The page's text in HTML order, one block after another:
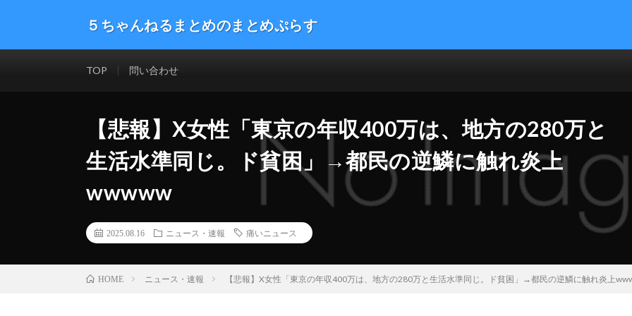
５ちゃんねるまとめのまとめぷらす
した。ネタ・速報 エンタメ 生活 趣味 漫画アニメ ゲーム サイエンス マネー 海外の反応
TOP 問い合わせ
【悲報】X女性「東京の年収400万は、地方の280万と
生活水準同じ。ド貧困」→都民の逆鱗に触れ炎上
wwwww
2025.08.16 ニュース・速報 痛いニュース
HOME ニュース・速報 【悲報】X女性「東京の年収400万は、地方の280万と生活水準同じ。ド貧困」→都民の逆鱗に触れ炎上